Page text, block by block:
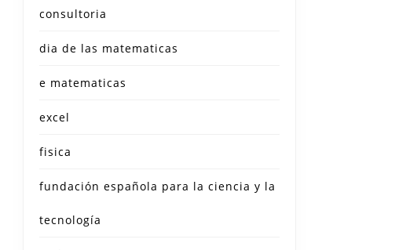
consultoria
dia de las matematicas
e matematicas
excel
fisica
fundación española para la ciencia y la
tecnología